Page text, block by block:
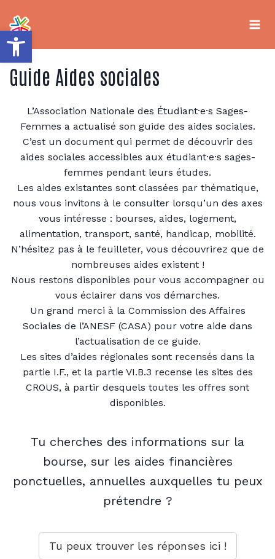
Ouvrir la barre d’outils
contenu
Guide Aides sociales
L’Association Nationale des Étudiant·e·s Sages-
Femmes a actualisé son guide des aides sociales.
C’est un document qui permet de découvrir des
aides sociales accessibles aux étudiant·e·s sages-
femmes pendant leurs études.
Les aides existantes sont classées par thématique,
nous vous invitons à le consulter lorsqu’un des axes
vous intéresse : bourses, aides, logement,
alimentation, transport, santé, handicap, mobilité.
N’hésitez pas à le feuilleter, vous découvrirez que de
nombreuses aides existent !
Nous restons disponibles pour vous accompagner ou
vous éclairer dans vos démarches.
Un grand merci à la Commission des Affaires
Sociales de l’ANESF (CASA) pour votre aide dans
l’actualisation de ce guide.
Les sites d’aides régionales sont recensés dans la
partie I.F., et la partie VI.B.3 recense les sites des
CROUS, à partir desquels toutes les offres sont
disponibles.
Tu cherches des informations sur la
bourse, sur les aides financières
ponctuelles, annuelles auxquelles tu peux
prétendre ?
Tu peux trouver les réponses ici !